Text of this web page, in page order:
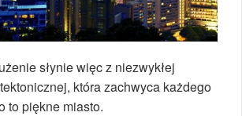
słynie więc z niezwykłej
która zachwyca każdego
to piękne miasto.